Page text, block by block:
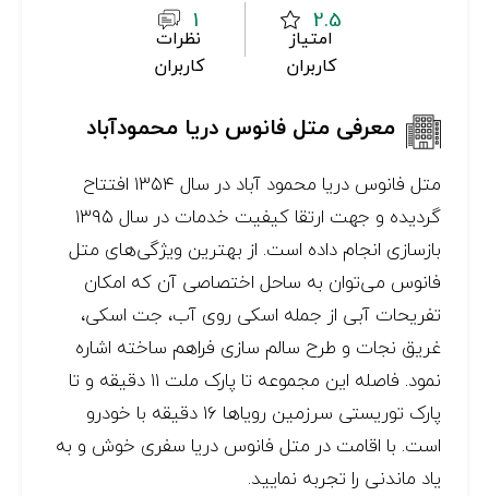
2.5
امتیاز
کاربران
1
نظرات
کاربران
معرفی متل فانوس دریا محمودآباد
متل فانوس دریا محمود آباد در سال ۱۳۵۴ افتتاح
گردیده و جهت ارتقا کیفیت خدمات در سال ۱۳۹۵
بازسازی انجام داده است. از بهترین ویژگی‌های متل
فانوس می‌توان به ساحل اختصاصی آن که امکان
تفریحات آبی از جمله اسکی روی آب، جت اسکی،
غریق نجات و طرح سالم سازی فراهم ساخته اشاره
نمود. فاصله این مجموعه تا پارک ملت ۱۱ دقیقه و تا
پارک توریستی سرزمین رویاها ۱۶ دقیقه با خودرو
است. با اقامت در متل فانوس دریا سفری خوش و به
یاد ماندنی را تجربه نمایید.